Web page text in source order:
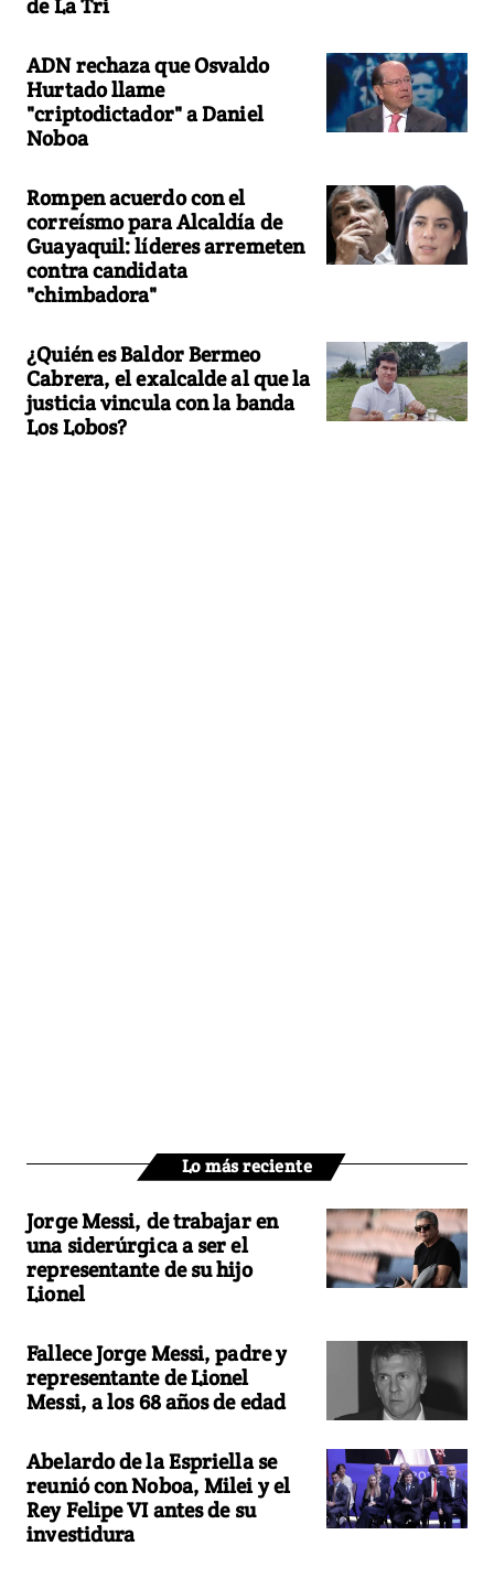
de La Tri
ADN rechaza que Osvaldo
Hurtado llame
"criptodictador" a Daniel
Noboa
Rompen acuerdo con el
correísmo para Alcaldía de
Guayaquil: líderes arremeten
contra candidata
"chimbadora"
¿Quién es Baldor Bermeo
Cabrera, el exalcalde al que la
justicia vincula con la banda
Los Lobos?
Lo más reciente
Jorge Messi, de trabajar en
una siderúrgica a ser el
representante de su hijo
Lionel
Fallece Jorge Messi, padre y
representante de Lionel
Messi, a los 68 años de edad
Abelardo de la Espriella se
reunió con Noboa, Milei y el
Rey Felipe VI antes de su
investidura